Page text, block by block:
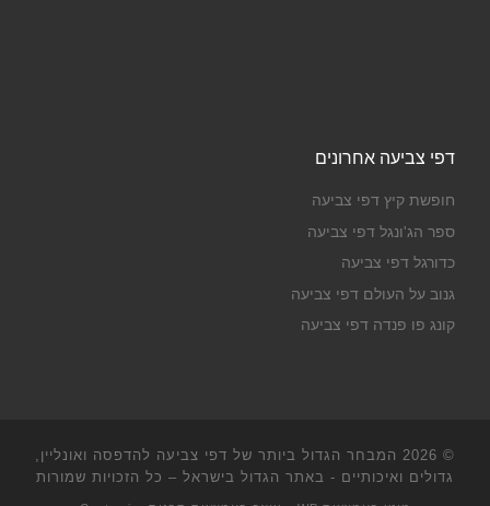
דפי צביעה אחרונים
חופשת קיץ דפי צביעה
ספר הג'ונגל דפי צביעה
כדורגל דפי צביעה
גנוב על העולם דפי צביעה
קונג פו פנדה דפי צביעה
© 2026
המבחר הגדול ביותר של דפי צביעה להדפסה ואונליין,
גדולים ואיכותיים - באתר הגדול בישראל – כל הזכויות שמורות